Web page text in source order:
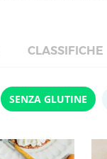
CLASSIFICHE
SENZA GLUTINE